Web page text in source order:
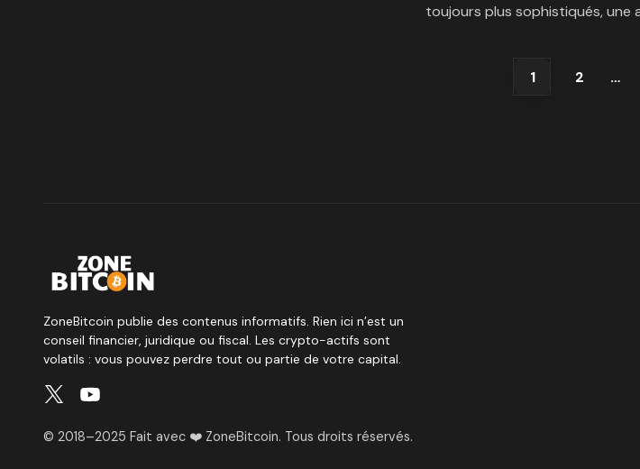
toujours plus sophistiqués, une
1 2 …
ZoneBitcoin publie des contenus informatifs. Rien ici n’est un
conseil financier, juridique ou fiscal. Les crypto-actifs sont
volatils : vous pouvez perdre tout ou partie de votre capital.
© 2018–2025 Fait avec ❤️ ZoneBitcoin. Tous droits réservés.